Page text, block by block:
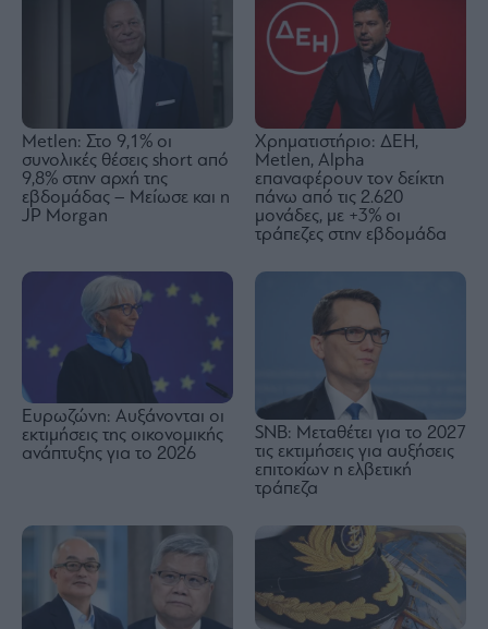
Metlen: Στο 9,1% οι
συνολικές θέσεις short από
9,8% στην αρχή της
εβδομάδας – Μείωσε και η
JP Morgan
Χρηματιστήριο: ΔΕΗ,
Metlen, Αlpha
επαναφέρουν τον δείκτη
πάνω από τις 2.620
μονάδες, με +3% οι
τράπεζες στην εβδομάδα
Ευρωζώνη: Αυξάνονται οι
εκτιμήσεις της οικονομικής
ανάπτυξης για το 2026
SNB: Μεταθέτει για το 2027
τις εκτιμήσεις για αυξήσεις
επιτοκίων η ελβετική
τράπεζα